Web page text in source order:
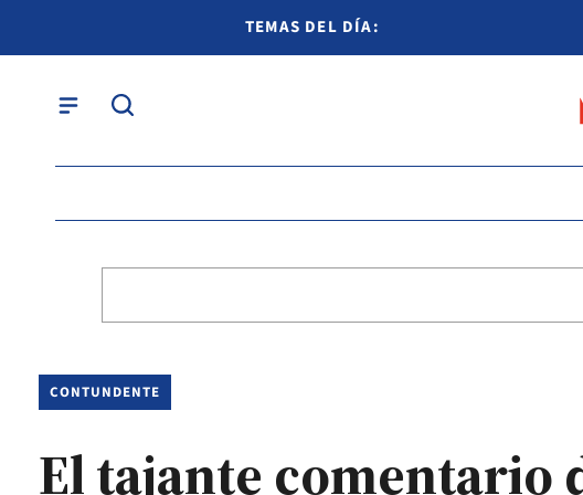
TEMAS DEL DÍA:
CONTUNDENTE
El tajante comentario